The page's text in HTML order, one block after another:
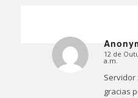
Dice:
12 de
a.m.
Servidor
gracias